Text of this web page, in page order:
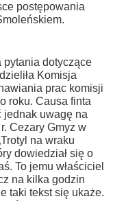
postępowania
pytania dotyczące
Komisja
prac komisji
roku. Causa finta
jednak uwagę na
Cezary Gmyz w
na wraku
dowiedział się o
To jemu właściciel
na kilka godzin
taki tekst się ukaże.